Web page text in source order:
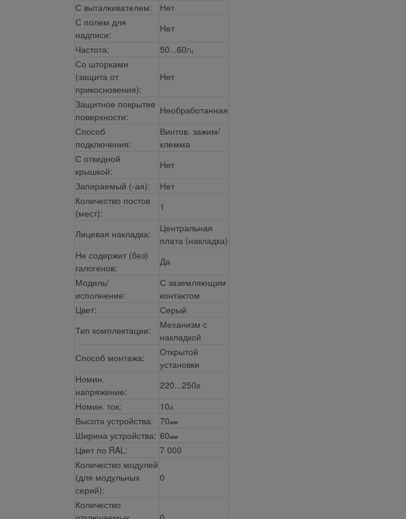
С выталкивателем:
Нет
С полем для
надписи:
Нет
Частота:
50...60Гц
Со шторками
(защита от
прикосновения):
Нет
Защитное покрытие
поверхности:
Необработанная
Способ
подключения:
Винтов. зажим/
клемма
С откидной
крышкой:
Нет
Запираемый (-ая):
Нет
Количество постов
(мест):
1
Лицевая накладка:
Центральная
плата (накладка)
Не содержит (без)
галогенов:
Да
Модель/
исполнение:
С заземляющим
контактом
Цвет:
Серый
Тип комплектации:
Механизм с
накладкой
Способ монтажа:
Открытой
установки
Номин.
напряжение:
220...250В
Номин. ток: 10А
Высота устройства: 70мм
Ширина устройства: 60мм
Цвет по RAL:
7 000
Количество модулей
(для модульных
серий):
0
Количество